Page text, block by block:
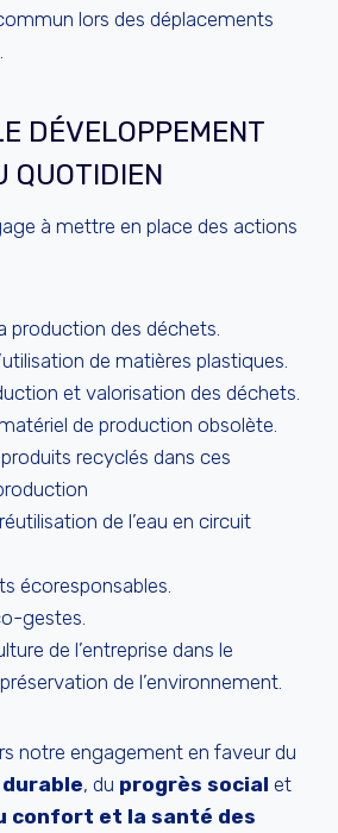
lors des déplacements
DÉVELOPPEMENT
QUOTIDIEN
à mettre en place des actions
production des déchets.
de matières plastiques.
et valorisation des déchets.
de production obsolète.
recyclés dans ces
de l’eau en circuit
écoresponsables.
gestes.
de l’entreprise dans le
de l’environnement.
notre engagement en faveur du
, du progrès social et
confort et la santé des